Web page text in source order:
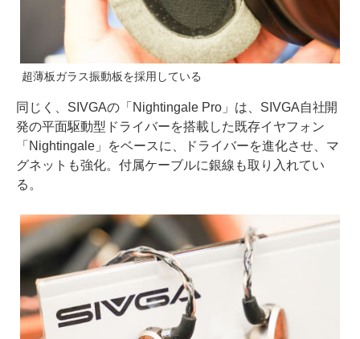
超薄板ガラス振動板を採用している
同じく、SIVGAの「Nightingale Pro」は、SIVGA自社開
発の平面駆動型ドライバーを搭載した既存イヤフォン
「Nightingale」をベースに、ドライバーを進化させ、マ
グネットも強化。付属ケーブルに銀線も取り入れてい
る。